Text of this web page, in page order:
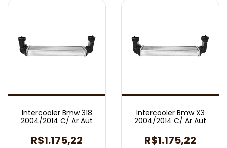
Intercooler Bmw 318
2004/2014 C/ Ar Aut
R$1.175,22
Intercooler Bmw X3
2004/2014 C/ Ar Aut
R$1.175,22